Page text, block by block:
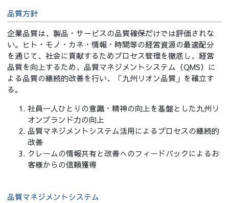
品質方針
企業品質は、製品・サービスの品質確保だけでは評価されな
い。ヒト・モノ・カネ・情報・時間等の経営資源の最適配分
を通じて、社会に貢献するためプロセス管理を徹底し、経営
品質を向上するため、品質マネジメントシステム（QMS）に
よる品質の継続的改善を行い、「九州リオン品質」を確立す
る。
社員一人ひとりの意識・精神の向上を基盤とした九州リ
オンブランド力の向上
品質マネジメントシステム活用によるプロセスの継続的
改善
クレームの情報共有と改善へのフィードバックによるお
客様からの信頼獲得
品質マネジメントシステム